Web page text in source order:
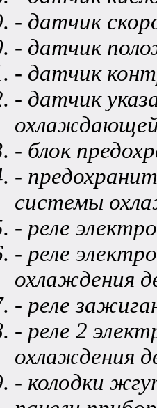
- датчик
- датчик
- датчик
- датчик
- блок
-
системы
- реле
- реле
охлаждения
- реле
- реле 2
охлаждения
- колодки